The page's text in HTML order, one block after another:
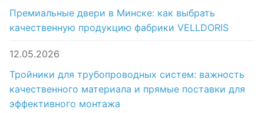
Премиальные двери в Минске: как выбрать
качественную продукцию фабрики VELLDORIS
12.05.2026
Тройники для трубопроводных систем: важность
качественного материала и прямые поставки для
эффективного монтажа